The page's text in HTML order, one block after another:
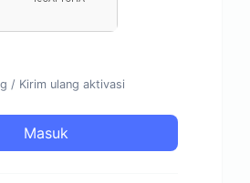
/ Kirim ulang aktivasi
Masuk